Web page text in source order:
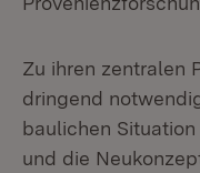
Zu ihren zentralen
dringend
baulichen Situation
und die